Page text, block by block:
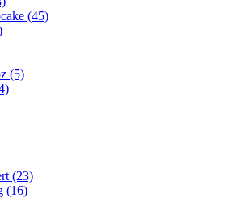
(45)
(5)
(23)
(16)